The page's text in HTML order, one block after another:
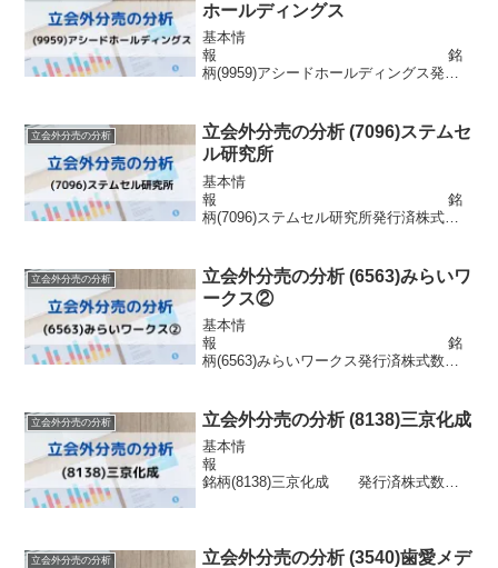
ホールディングス
基本情
報 銘
柄(9959)アシードホールディングス発行
用配当金16円目的株式の流動性の向上株
主優待クオカード500円分(...
立会外分売の分析
立会外分売の分析 (7096)ステムセ
ル研究所
基本情
報 銘
柄(7096)ステムセル研究所発行済株式数
目的株式の流動性の向上株主優待なし分
売情報 発表日 2025年2...
立会外分売の分析
立会外分売の分析 (6563)みらいワ
ークス②
基本情
報 銘
柄(6563)みらいワークス発行済株式数
的株式の流動性の向上株主優待なし分売
情報 発表日 2023年5月29日(...
立会外分売の分析 立会外分売の分析 (8138)三京化成
基本情
報
銘柄(8138)三京化成 発行済株式数
発表日 2022年3月11日...
立会外分売の分析
立会外分売の分析 (3540)歯愛メデ